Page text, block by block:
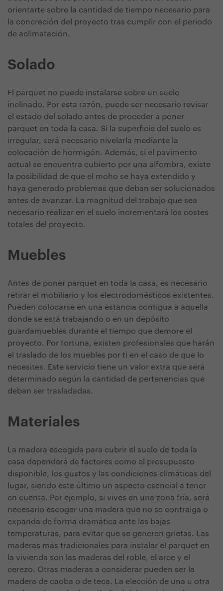
orientarte sobre la cantidad de tiempo necesario para
la concreción del proyecto tras cumplir con el periodo
de aclimatación.
Solado
El parquet no puede instalarse sobre un suelo
inclinado. Por esta razón, puede ser necesario revisar
el estado del solado antes de proceder a poner
parquet en toda la casa. Si la superficie del suelo es
irregular, será necesario nivelarla mediante la
colocación de hormigón. Además, si el pavimento
actual se encuentra cubierto por una alfombra, existe
la posibilidad de que el moho se haya extendido y
haya generado problemas que deban ser solucionados
antes de avanzar. La magnitud del trabajo que sea
necesario realizar en el suelo incrementará los costes
totales del proyecto.
Muebles
Antes de poner parquet en toda la casa, es necesario
retirar el mobiliario y los electrodomésticos existentes.
Pueden colocarse en una estancia contigua a aquella
donde se está trabajando o en un depósito
guardamuebles durante el tiempo que demore el
proyecto. Por fortuna, existen profesionales que harán
el traslado de los muebles por ti en el caso de que lo
necesites. Este servicio tiene un valor extra que será
determinado según la cantidad de pertenencias que
deban ser trasladadas.
Materiales
La madera escogida para cubrir el suelo de toda la
casa dependerá de factores como el presupuesto
disponible, los gustos y las condiciones climáticas del
lugar, siendo este último un aspecto esencial a tener
en cuenta. Por ejemplo, si vives en una zona fría, será
necesario escoger una madera que no se contraiga o
expanda de forma dramática ante las bajas
temperaturas, para evitar que se generen grietas. Las
maderas más tradicionales para instalar el parquet en
la vivienda son las maderas del roble, el arce y el
cerezo. Otras maderas a considerar pueden ser la
madera de caoba o de teca. La elección de una u otra